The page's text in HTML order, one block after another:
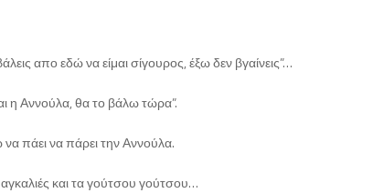
απο εδώ να είμαι σίγουρος, έξω δεν βγαίνεις”…
η Αννούλα, θα το βάλω τώρα”.
να πάει να πάρει την Αννούλα.
και τα γούτσου γούτσου…